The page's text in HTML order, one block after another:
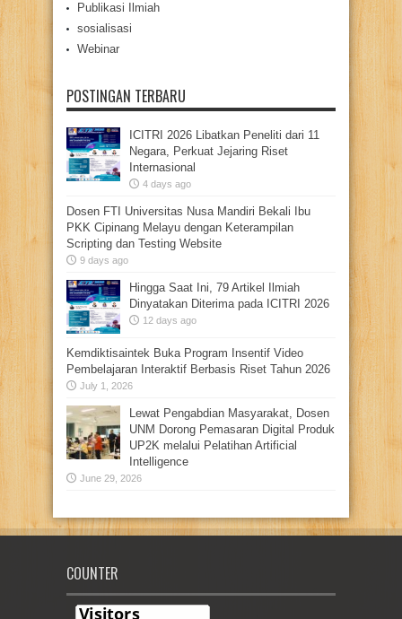
Publikasi Ilmiah
sosialisasi
Webinar
POSTINGAN TERBARU
ICITRI 2026 Libatkan Peneliti dari 11
Negara, Perkuat Jejaring Riset
Internasional
4 days ago
Dosen FTI Universitas Nusa Mandiri Bekali Ibu
PKK Cipinang Melayu dengan Keterampilan
Scripting dan Testing Website
9 days ago
Hingga Saat Ini, 79 Artikel Ilmiah
Dinyatakan Diterima pada ICITRI 2026
12 days ago
Kemdiktisaintek Buka Program Insentif Video
Pembelajaran Interaktif Berbasis Riset Tahun 2026
July 1, 2026
Lewat Pengabdian Masyarakat, Dosen
UNM Dorong Pemasaran Digital Produk
UP2K melalui Pelatihan Artificial
Intelligence
June 29, 2026
COUNTER